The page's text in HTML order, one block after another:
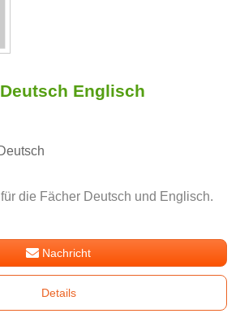
Englisch
die Fächer Deutsch und Englisch.
Nachricht
Details